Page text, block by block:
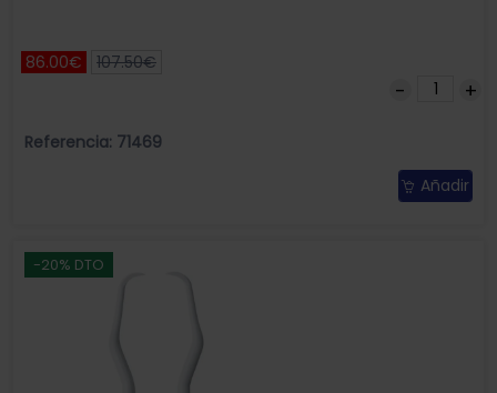
86.00€ 107.50€
Referencia: 71469
Añadir
-20% DTO